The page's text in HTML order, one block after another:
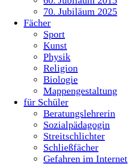
70. Jubiläum 2025
Fächer
Sport
Kunst
Physik
Religion
Biologie
Mappengestaltung
für Schüler
Beratungslehrerin
Sozialpädagogin
Streitschlichter
Schließfächer
Gefahren im Internet